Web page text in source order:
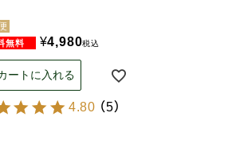
¥4,980税込
ートに入れる
4.80 （5）